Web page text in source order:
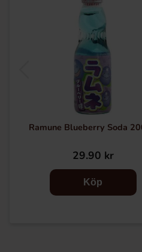
Ramune Blueberry Soda
29.90 kr
Köp